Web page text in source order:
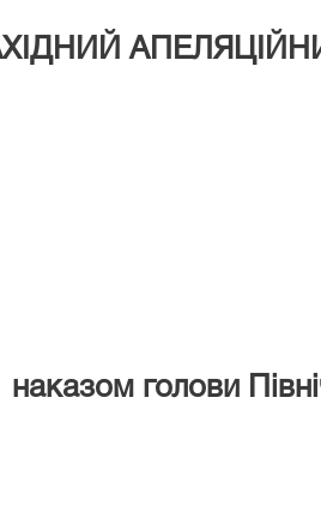
наказом голови